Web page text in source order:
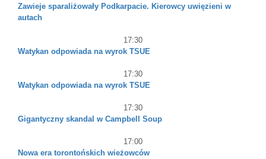
Zawieje sparaliżowały Podkarpacie. Kierowcy uwięzieni w
autach
17:30
Watykan odpowiada na wyrok TSUE
17:30
Watykan odpowiada na wyrok TSUE
17:30
Gigantyczny skandal w Campbell Soup
17:00
Nowa era torontońskich wieżowców